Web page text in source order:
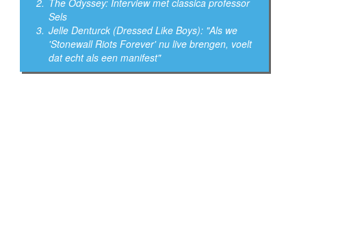
Sels
Jelle Denturck (Dressed Like Boys): "Als we
'Stonewall Riots Forever' nu live brengen, voelt
dat echt als een manifest"